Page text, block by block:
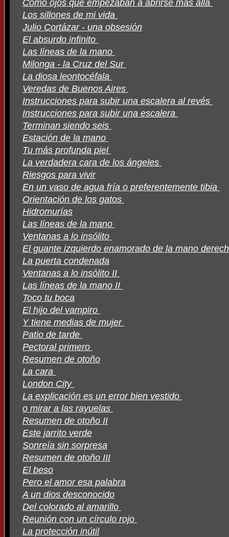
Como ojos que empezaban a abrirse más allá
Los sillones de mi vida
Julio Cortázar - una obsesión
El absurdo infinito
Las líneas de la mano
Milonga - la Cruz del Sur
La diosa leontocéfala
Veredas de Buenos Aires
Instrucciones para subir una escalera al revés
Instrucciones para subir una escalera
Terminan siendo seis
Estación de la mano
Tu más profunda piel
La verdadera cara de los ángeles
Riesgos para vivir
En un vaso de agua fría o preferentemente tibia
Orientación de los gatos
Hidromurías
Las líneas de la mano
Ventanas a lo insólito
El guante izquierdo enamorado de la mano
La puerta condenada
Ventanas a lo insólito II
Las líneas de la mano II
Toco tu boca
El hijo del vampiro
Y tiene medias de mujer
Patio de tarde
Pectoral primero
Resumen de otoño
La cara
London City
La explicación es un error bien vestido
o mirar a las rayuelas
Resumen de otoño II
Este jarrito verde
Sonreía sin sorpresa
Resumen de otoño III
El beso
Pero el amor esa palabra
A un dios desconocido
Del colorado al amarillo
Reunión con un círculo rojo
La protección inútil